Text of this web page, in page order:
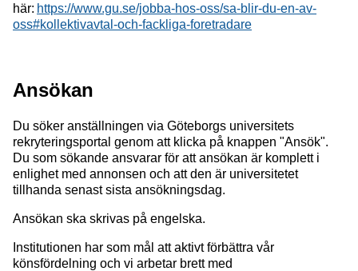
här: https://www.gu.se/jobba-hos-oss/sa-blir-du-en-av-
oss#kollektivavtal-och-fackliga-foretradare
Ansökan
Du söker anställningen via Göteborgs universitets
rekryteringsportal genom att klicka på knappen "Ansök".
Du som sökande ansvarar för att ansökan är komplett i
enlighet med annonsen och att den är universitetet
tillhanda senast sista ansökningsdag.
Ansökan ska skrivas på engelska.
Institutionen har som mål att aktivt förbättra vår
könsfördelning och vi arbetar brett med